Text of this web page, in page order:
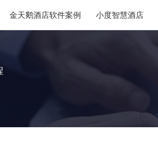
金天鹅酒店软件案例 小度智慧酒店